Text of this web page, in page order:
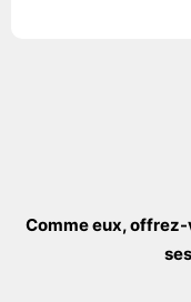
Comme eux,